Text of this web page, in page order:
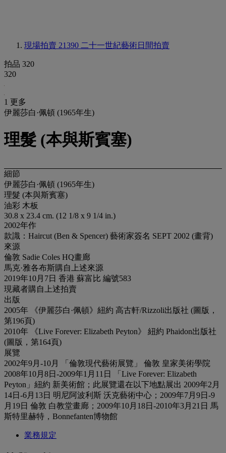
現場拍賣 21390 二十一世紀藝術日間拍賣
拍品 320
320
1 更多
伊麗莎白·佩頓 (1965年生)
理髮 (本與斯賓塞)
細節
伊麗莎白·佩頓 (1965年生)
理髮 (本與斯賓塞)
油彩 木板
30.8 x 23.4 cm. (12 1/8 x 9 1/4 in.)
2002年作
款識：Haircut (Ben & Spencer) 藝術家簽名 SEPT 2002 (畫背)
來源
倫敦 Sadie Coles HQ畫廊
馬克·雅各布斯購自上述來源
2019年10月7日 香港 蘇富比 編號583
現藏者購自上述拍賣
出版
2005年 《伊麗莎白·佩頓》紐約 高古軒/Rizzoli出版社 (圖版，
第196頁)
2010年 《Live Forever: Elizabeth Peyton》 紐約 Phaidon出版社
(圖版，第164頁)
展覽
2002年9月-10月 「倫敦現代藝術展覽」 倫敦 皇家美術學院
2008年10月8日-2009年1月11日 「Live Forever: Elizabeth
Peyton」紐約 新美術館；此展覽還在以下地點展出 2009年2月
14日-6月13日 明尼阿波利斯 沃克藝術中心；2009年7月9日-9
月19日 倫敦 白教堂畫廊；2009年10月18日-2010年3月21日 馬
斯特里赫特，Bonnefanten博物館
業務規定